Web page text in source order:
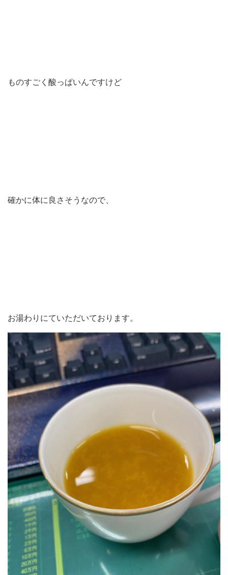
ものすごく酸っぱいんですけど
確かに体に良さそうなので、
お湯わりにていただいております。